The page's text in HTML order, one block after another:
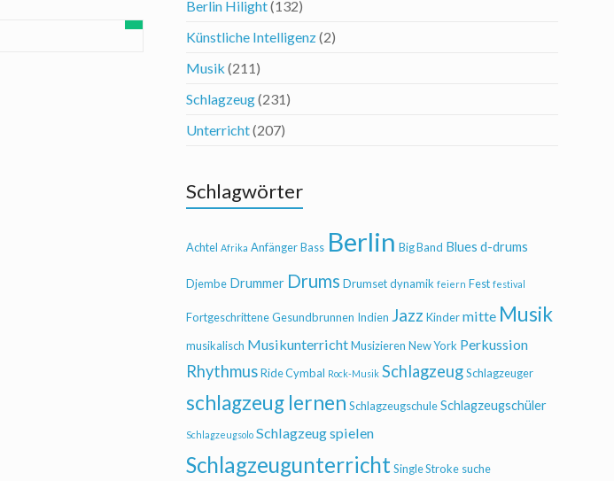
Berlin Hilight(132)
Künstliche Intelligenz(2)
Musik (211)
Schlagzeug(231)
Unterricht(207)
Schlagwörter
Achtel Afrika AnfängerBass Berlin Big Band Blues d-drums
Djembe Drummer Drums Drumsetdynamik feiern Fest festival
FortgeschritteneGesundbrunnen Indien Jazz Kindermitte Musik
musikalisch MusikunterrichtMusizieren New York Perkussion
RhythmusRide Cymbal Rock-Musik SchlagzeugSchlagzeuger
schlagzeug lernen SchlagzeugschuleSchlagzeugschüler
Schlagzeugsolo Schlagzeug spielen
SchlagzeugunterrichtSingle Stroke suche